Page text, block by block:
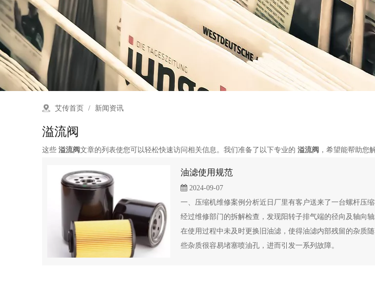
艾传首页 / 新闻资讯
溢流阀
这些 溢流阀文章的列表使您可以轻松快速访问相关信息。我们准备了以下专业的 溢流阀 ，希望能帮助您
油滤使用规范
2024-09-07
一、压缩机维修案例分析近日厂里有客户送来了一台螺杆压
经过维修部门的拆解检查，发现阳转子排气端的径向及轴向
在使用过程中未及时更换旧油滤，使得油滤内部残留的杂质
些杂质很容易堵塞喷油孔，进而引发一系列故障。